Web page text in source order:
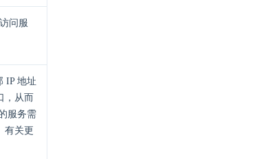
问服
IP 地址
，从而
服务需
有关更